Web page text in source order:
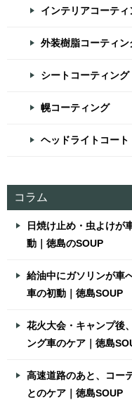
インテリアコーティ
外装樹脂コーティン
シートコーティング
幌コーティング
ヘッドライトコート
コラム
日焼け止め・虫よけが
動｜徳島のSOUP
給油中にガソリンが車
車の初動｜徳島SOUP
花火大会・キャンプ後
ング車のケア｜徳島
高速道路のあと、コー
とのケア｜徳島SOUP